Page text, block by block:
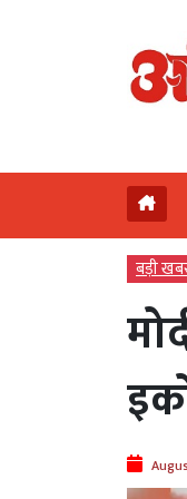
बड़ी